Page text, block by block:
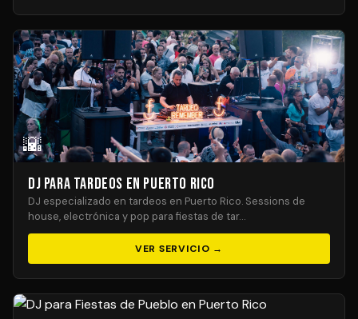
🌇
DJ para Tardeos en Puerto Rico
DJ especializado en tardeos en Puerto Rico. Sessions de
house, electrónica y pop para fiestas de tar…
VER SERVICIO →